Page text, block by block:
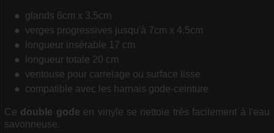
glands 6cm x 3.5cm
verges progressives jusqu'à 7cm x 4.5cm
longueur insérable 17 cm
longueur totale 20 cm
ventouse pour carrelage ou surface lisse
compatible avec les harnais gode-ceinture
Ce double gode en vinyle se nettoie très facilement à l'eau
savonneuse.